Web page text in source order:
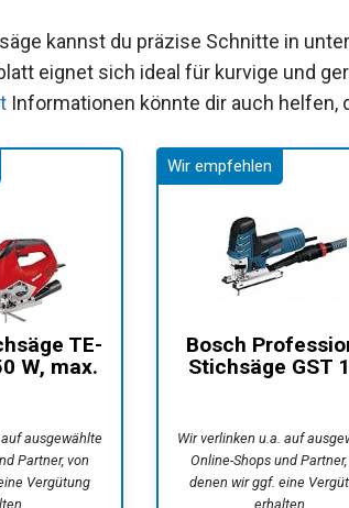
kannst du präzise Schnitte in
eignet sich ideal für kurvige und
Informationen könnte dir auch helfen,
TE-
W, max.
ausgewählte
Partner, von
Vergütung
Bosch
Stichsäge GST
Wir verlinken u.a. auf
Online-Shops und Partner,
denen wir ggf. eine
erhalten.